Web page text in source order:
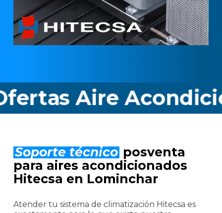
Aire
Soporte técnico posventa
para aires acondicionados
Hitecsa en Lominchar
Atender tu sistema de climatización Hitecsa es